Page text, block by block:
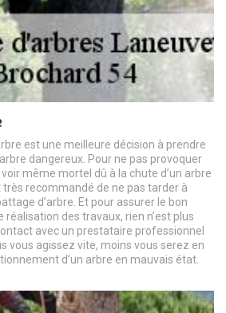
est une meilleure décision à prendre
dangereux. Pour ne pas provoquer
même mortel dû à la chute d’un arbre
recommandé de ne pas tarder à
d’arbre. Et pour assurer le bon
des travaux, rien n’est plus
avec un prestataire professionnel
vous agissez vite, moins vous serez en
d’un arbre en mauvais état.